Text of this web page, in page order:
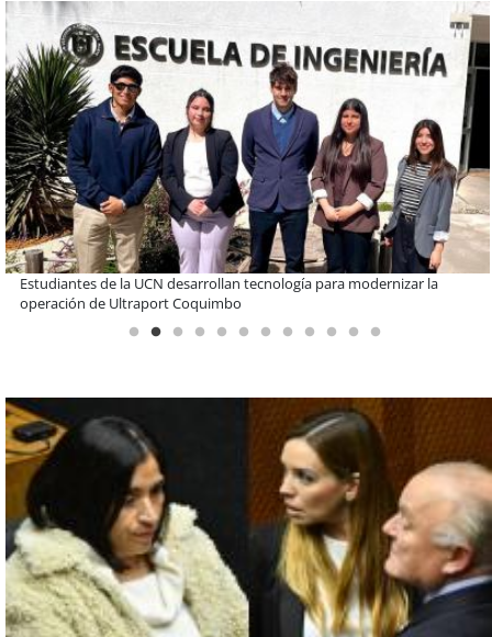
Educación y colaboración público-privada se toman La Araucanía:
encuentro reunió a líderes para abordar las brechas y oportunidades